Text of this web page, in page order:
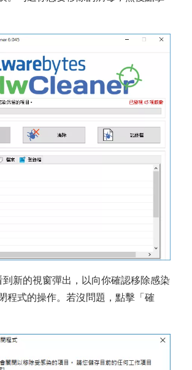
到新的視窗彈出，以向你確認移除感染
程式的操作。若沒問題，點擊「確